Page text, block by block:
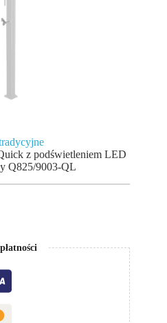
z podświetleniem LED
Q825/9003-QL